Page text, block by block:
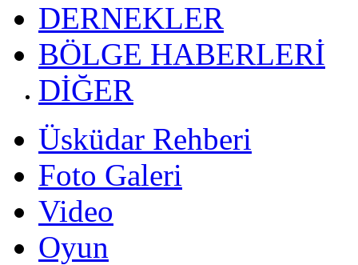
DERNEKLER
BÖLGE HABERLERİ
DİĞER
Üsküdar Rehberi
Foto Galeri
Video
Oyun